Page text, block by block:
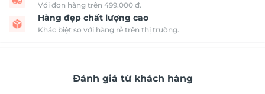
Với đơn hàng trên 499.000 đ.
Hàng đẹp chất lượng cao
Khác biệt so với hàng rẻ trên thị trường.
Đánh giá từ khách hàng